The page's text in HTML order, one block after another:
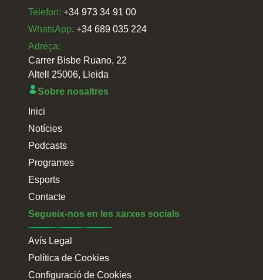
Telefon: +34 973 34 91 00
WhatsApp: +34 689 035 224
Adreça:
Carrer Bisbe Ruano, 22
Altell 25006, Lleida
Sobre nosaltres
Inici
Notícies
Podcasts
Programes
Esports
Contacte
Segueix-nos en les xarxes socials
Avís Legal
Política de Cookies
Configuració de Cookies